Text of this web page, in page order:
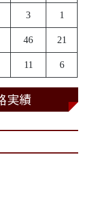
3 1
46 21
11 6
実績